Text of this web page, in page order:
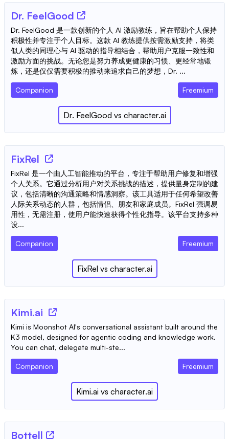
Dr. FeelGood
Dr. FeelGood 是一款创新的个人 AI 激励教练，旨在帮助个人保持
积极性并专注于个人目标。这款 AI 教练提供按需激励支持，将类
似人类的同理心与 AI 驱动的指导相结合，帮助用户克服一致性和
激励方面的挑战。无论您是努力养成更健康的习惯、更经常地锻
炼，还是仅仅需要积极的推动来追求自己的梦想，Dr. ...
Companion Freemium
Dr. FeelGood vs character.ai
FixRel
FixRel 是一个由人工智能推动的平台，专注于帮助用户修复和增强
个人关系。它通过分析用户对关系挑战的描述，提供量身定制的建
议，包括清晰的沟通策略和情感洞察。该工具适用于任何希望改善
人际关系动态的人群，包括情侣、朋友和家庭成员。FixRel 强调易
用性，无需注册，使用户能快速获得个性化指导。该平台支持多种
设...
Companion Freemium
FixRel vs character.ai
Kimi.ai
Kimi is Moonshot AI's conversational assistant built around the
K3 model, designed for agentic coding and knowledge work.
You can chat, delegate multi-ste...
Companion Freemium
Kimi.ai vs character.ai
Bottell